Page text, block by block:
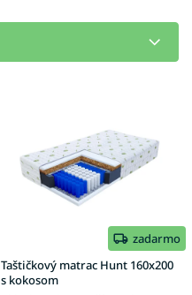
zadarmo
Taštičkový matrac Hunt 160x200
s kokosom